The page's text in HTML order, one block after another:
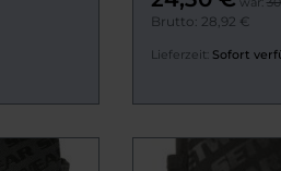
Brutto: 28,92 €
Lieferzeit: Sofort